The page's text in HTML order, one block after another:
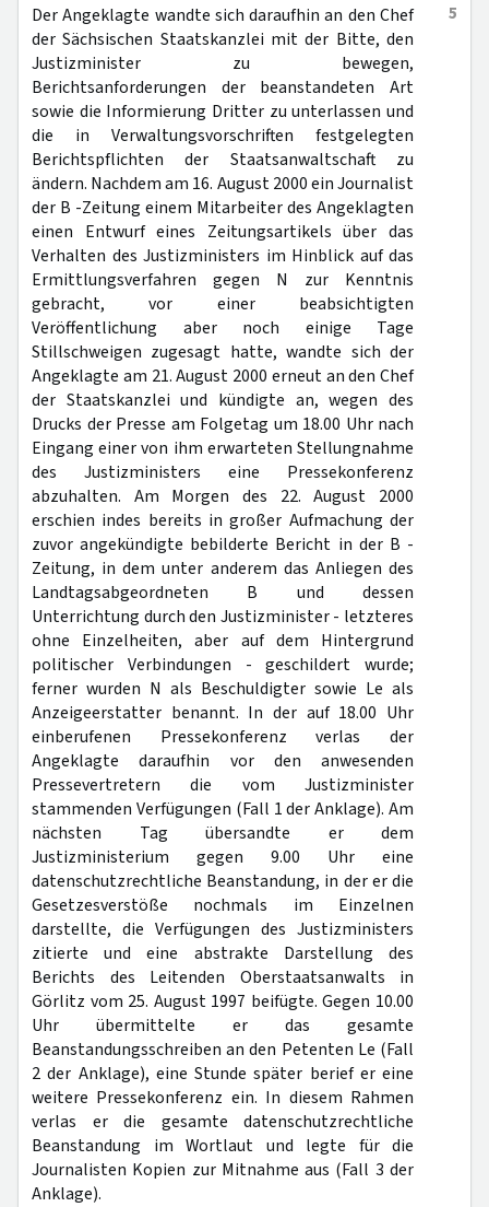
5
Der Angeklagte wandte sich daraufhin an den Chef
der Sächsischen Staatskanzlei mit der Bitte, den
Justizminister zu bewegen,
Berichtsanforderungen der beanstandeten Art
sowie die Informierung Dritter zu unterlassen und
die in Verwaltungsvorschriften festgelegten
Berichtspflichten der Staatsanwaltschaft zu
ändern. Nachdem am 16. August 2000 ein Journalist
der B -Zeitung einem Mitarbeiter des Angeklagten
einen Entwurf eines Zeitungsartikels über das
Verhalten des Justizministers im Hinblick auf das
Ermittlungsverfahren gegen N zur Kenntnis
gebracht, vor einer beabsichtigten
Veröffentlichung aber noch einige Tage
Stillschweigen zugesagt hatte, wandte sich der
Angeklagte am 21. August 2000 erneut an den Chef
der Staatskanzlei und kündigte an, wegen des
Drucks der Presse am Folgetag um 18.00 Uhr nach
Eingang einer von ihm erwarteten Stellungnahme
des Justizministers eine Pressekonferenz
abzuhalten. Am Morgen des 22. August 2000
erschien indes bereits in großer Aufmachung der
zuvor angekündigte bebilderte Bericht in der B -
Zeitung, in dem unter anderem das Anliegen des
Landtagsabgeordneten B und dessen
Unterrichtung durch den Justizminister - letzteres
ohne Einzelheiten, aber auf dem Hintergrund
politischer Verbindungen - geschildert wurde;
ferner wurden N als Beschuldigter sowie Le als
Anzeigeerstatter benannt. In der auf 18.00 Uhr
einberufenen Pressekonferenz verlas der
Angeklagte daraufhin vor den anwesenden
Pressevertretern die vom Justizminister
stammenden Verfügungen (Fall 1 der Anklage). Am
nächsten Tag übersandte er dem
Justizministerium gegen 9.00 Uhr eine
datenschutzrechtliche Beanstandung, in der er die
Gesetzesverstöße nochmals im Einzelnen
darstellte, die Verfügungen des Justizministers
zitierte und eine abstrakte Darstellung des
Berichts des Leitenden Oberstaatsanwalts in
Görlitz vom 25. August 1997 beifügte. Gegen 10.00
Uhr übermittelte er das gesamte
Beanstandungsschreiben an den Petenten Le (Fall
2 der Anklage), eine Stunde später berief er eine
weitere Pressekonferenz ein. In diesem Rahmen
verlas er die gesamte datenschutzrechtliche
Beanstandung im Wortlaut und legte für die
Journalisten Kopien zur Mitnahme aus (Fall 3 der
Anklage).